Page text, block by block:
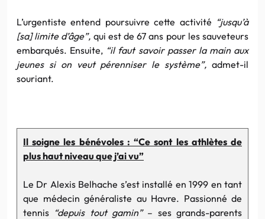
L’urgentiste entend poursuivre cette activité “jusqu’à
[sa] limite d’âge”, qui est de 67 ans pour les sauveteurs
embarqués. Ensuite, “il faut savoir passer la main aux
jeunes si on veut pérenniser le système”, admet-il
souriant.
Il soigne les bénévoles : “Ce sont les athlètes de
plus haut niveau que j’ai vu”
Le Dr Alexis Belhache s’est installé en 1999 en tant
que médecin généraliste au Havre. Passionné de
tennis “depuis tout gamin” – ses grands-parents